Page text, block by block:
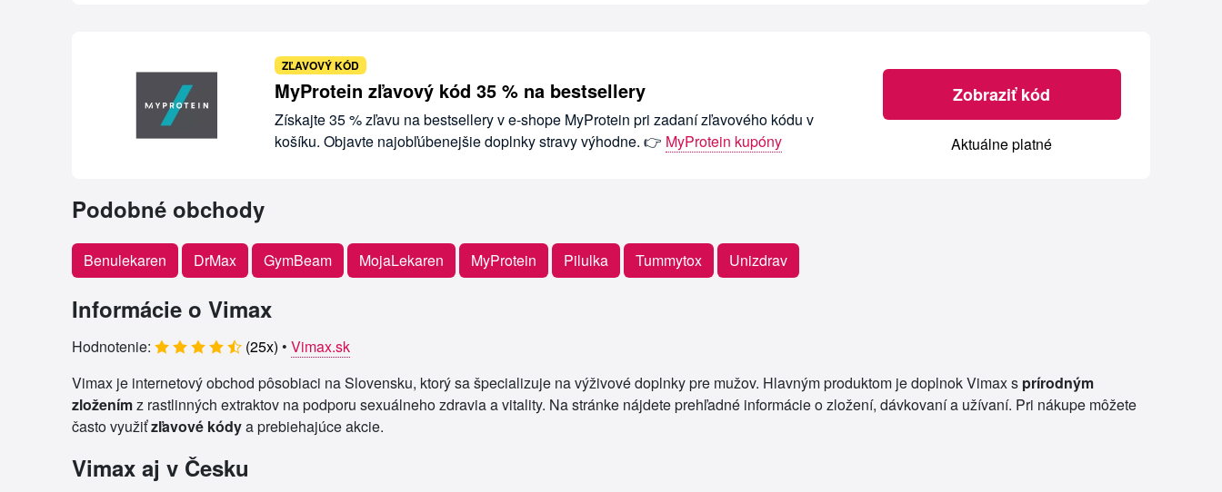
ZĽAVOVÝ KÓD
MyProtein zľavový kód 35 % na bestsellery
Získajte 35 % zľavu na bestsellery v e-shope MyProtein pri zadaní zľavového kódu v
košíku. Objavte najobľúbenejšie doplnky stravy výhodne. 👉 MyProtein kupóny
Zobraziť kód
Aktuálne platné
Podobné obchody
Benulekaren DrMax GymBeam MojaLekaren MyProtein Pilulka Tummytox Unizdrav
Informácie o Vimax
Hodnotenie: (25x) • Vimax.sk
Vimax je internetový obchod pôsobiaci na Slovensku, ktorý sa špecializuje na výživové doplnky pre mužov. Hlavným produktom je doplnok Vimax s prírodným
zloženímz rastlinných extraktov na podporu sexuálneho zdravia a vitality. Na stránke nájdete prehľadné informácie o zložení, dávkovaní a užívaní. Pri nákupe môžete
často využiťzľavové kódya prebiehajúce akcie.
Vimax aj v Česku